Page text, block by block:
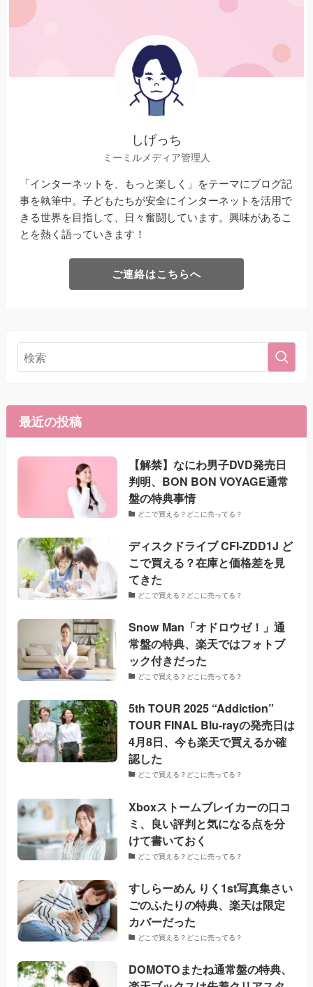
しげっち
ミーミルメディア管理人
「インターネットを、もっと楽しく」をテーマにブログ記
事を執筆中。子どもたちが安全にインターネットを活用で
きる世界を目指して、日々奮闘しています。興味があるこ
とを熱く語っていきます！
ご連絡はこちらへ
最近の投稿
【解禁】なにわ男子DVD発売日
判明、BON BON VOYAGE通常
盤の特典事情
どこで買える？どこに売ってる？
ディスクドライブ CFI-ZDD1J ど
こで買える？在庫と価格差を見
てきた
どこで買える？どこに売ってる？
Snow Man「オドロウゼ！」通
常盤の特典、楽天ではフォトブ
ック付きだった
どこで買える？どこに売ってる？
5th TOUR 2025 “Addiction”
TOUR FINAL Blu-rayの発売日は
4月8日、今も楽天で買えるか確
認した
どこで買える？どこに売ってる？
Xboxストームブレイカーの口コ
ミ、良い評判と気になる点を分
けて書いておく
どこで買える？どこに売ってる？
すしらーめん りく1st写真集さい
ごのふたりの特典、楽天は限定
カバーだった
どこで買える？どこに売ってる？
DOMOTOまたね通常盤の特典、